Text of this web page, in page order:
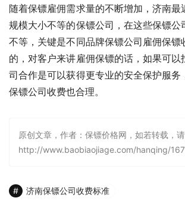
随着保镖雇佣需求量的不断增加，济南最
规模大小不等的保镖公司，在这些保镖公
不等，关键是不同品牌保镖公司雇佣保镖
的，对客户来讲雇佣保镖的话，如果可以
司合作是可以获得更专业的安全保护服务
保镖公司收费也合理。
原创文章，作者：保镖价格网，如若转载，请
http://www.baobiaojiage.com/hanqing/
济南保镖公司收费标准